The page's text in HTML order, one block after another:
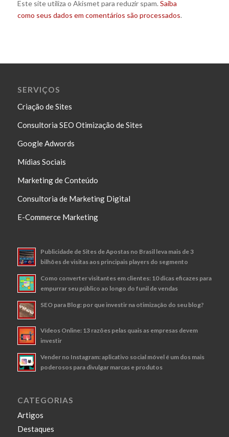
Este site utiliza o Akismet para reduzir spam. Saiba
como seus dados em comentários são processados.
SERVIÇOS
Criação de Sites
Consultoria SEO Otimização de Sites
Google Adwords
Mídias Sociais
Marketing de Conteúdo
Consultoria de Marketing Digital
E-Commerce Marketing
Publicidade de Sites de Apostas no Brasil leva mais de 3
bilhões de visitas aos principais players do segmento
Como converter visitantes em clientes: 10 dicas eficazes para
empurrar seu público ao longo do funil de vendas
SEO para Blog: por que investir na otimização do seu blog?
Vídeos Online: 13 razões pelas quais as empresas devem
investir
Vender no Instagram: aplicativo social móvel é um dos mais
poderosos para divulgar marcas e produtos
CATEGORIAS
Artigos
Destaques